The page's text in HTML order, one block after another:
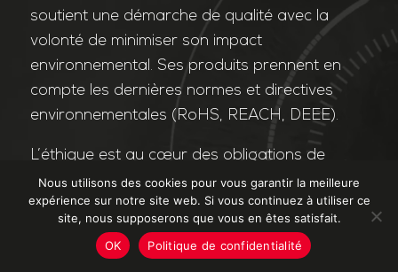
soutient une démarche de qualité avec la
volonté de minimiser son impact
environnemental. Ses produits prennent en
compte les dernières normes et directives
environnementales (RoHS, REACH, DEEE).
L’éthique est au cœur des obligations de
l’entreprise et de ses valeurs. Nos affaires
sont conduites dans le strict respect des
différentes lois applicables dans le domaine
de la lutte contre la corruption et le trafic
Nous utilisons des cookies pour vous garantir la meilleure
expérience sur notre site web. Si vous continuez à utiliser ce
site, nous supposerons que vous en êtes satisfait.
OK
Politique de confidentialité